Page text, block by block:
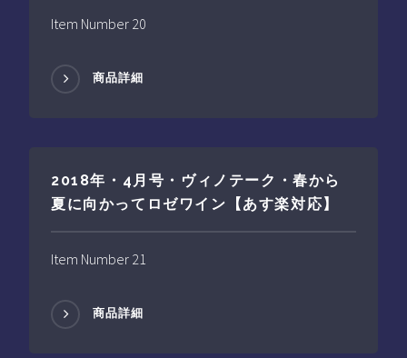
Item Number 20
商品詳細
2018年・4月号・ヴィノテーク・春から
夏に向かってロゼワイン【あす楽対応】
Item Number 21
商品詳細